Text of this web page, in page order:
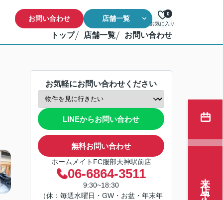
お問い合わせ 店舗一覧
お気に入り
0
トップ 店舗一覧 お問い合わせ
お気軽にお問い合わせください
LINEからお問い合わせ
無料お問い合わせ
ホームメイトFC服部天神駅前店
06-6864-3511
9:30~18:30
（休：毎週水曜日・GW・お盆・年末年
来店予約